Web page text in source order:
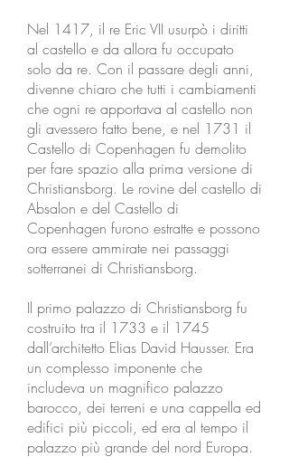
Nel 1417, il re Eric VII usurpò i diritti
al castello e da allora fu occupato
solo da re. Con il passare degli anni,
divenne chiaro che tutti i cambiamenti
che ogni re apportava al castello non
gli avessero fatto bene, e nel 1731 il
Castello di Copenhagen fu demolito
per fare spazio alla prima versione di
Christiansborg. Le rovine del castello di
Absalon e del Castello di
Copenhagen furono estratte e possono
ora essere ammirate nei passaggi
sotterranei di Christiansborg.
Il primo palazzo di Christiansborg fu
costruito tra il 1733 e il 1745
dall’architetto Elias David Hausser. Era
un complesso imponente che
includeva un magnifico palazzo
barocco, dei terreni e una cappella ed
edifici più piccoli, ed era al tempo il
palazzo più grande del nord Europa.